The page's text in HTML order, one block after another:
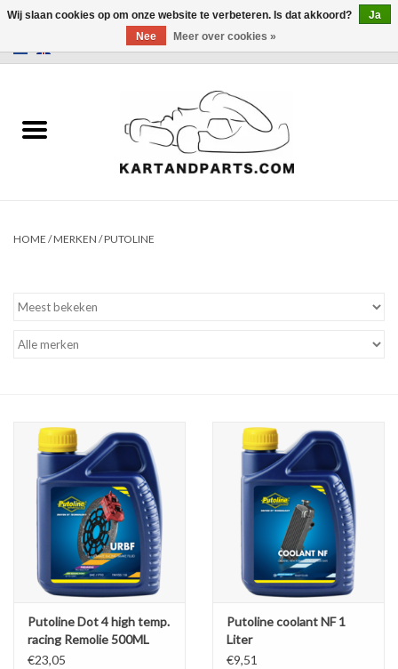
Sale
Kart Onderdelen
Olie en smeermiddelen
Gereedschap
Motoren en onderdelen
Karts
Zoek op Merk
HOME /MERKEN /PUTOLINE
Putoline Dot 4 high temp.
racing Remolie 500ML
URBF
€23,05
Putoline coolant NF 1
Liter
€9,51
Wij slaan cookies op om onze website te verbeteren. Is dat akkoord?
Ja
Nee
Meer over cookies »